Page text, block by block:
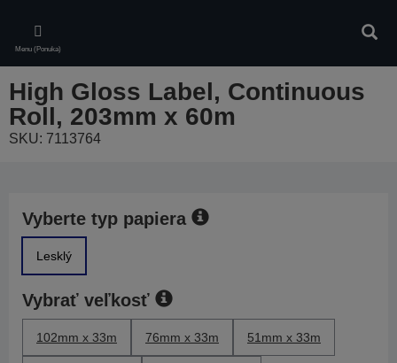
main
content
Menu (Ponuka)
High Gloss Label, Continuous
Roll, 203mm x 60m
SKU: 7113764
Vyberte typ papiera
Lesklý
Vybrať veľkosť
102mm x 33m 76mm x 33m 51mm x 33m